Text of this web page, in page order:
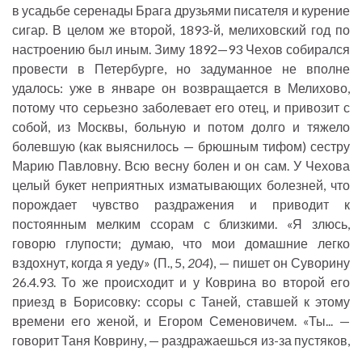
в усадьбе серенады Брага друзьями писателя и курение
сигар. В целом же второй, 1893-й, мелиховский год по
настроению был иным. Зиму 1892—93 Чехов собирался
провести в Петербурге, но задуманное не вполне
удалось: уже в январе он возвращается в Мелихово,
потому что серьезно заболевает его отец, и привозит с
собой, из Москвы, больную и потом долго и тяжело
болевшую (как выяснилось — брюшным тифом) сестру
Марию Павловну. Всю весну болен и он сам. У Чехова
целый букет неприятных изматывающих болезней, что
порождает чувство раздражения и приводит к
постоянным мелким ссорам с близкими. «Я злюсь,
говорю глупости; думаю, что мои домашние легко
вздохнут, когда я уеду» (П., 5, 204), — пишет он Суворину
26.4.93. То же происходит и у Коврина во второй его
приезд в Борисовку: ссоры с Таней, ставшей к этому
времени его женой, и Егором Семеновичем. «Ты... —
говорит Таня Коврину, — раздражаешься из-за пустяков,